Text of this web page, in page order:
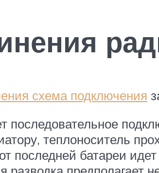
схема подключения
последовательное
теплоноситель
последней батареи